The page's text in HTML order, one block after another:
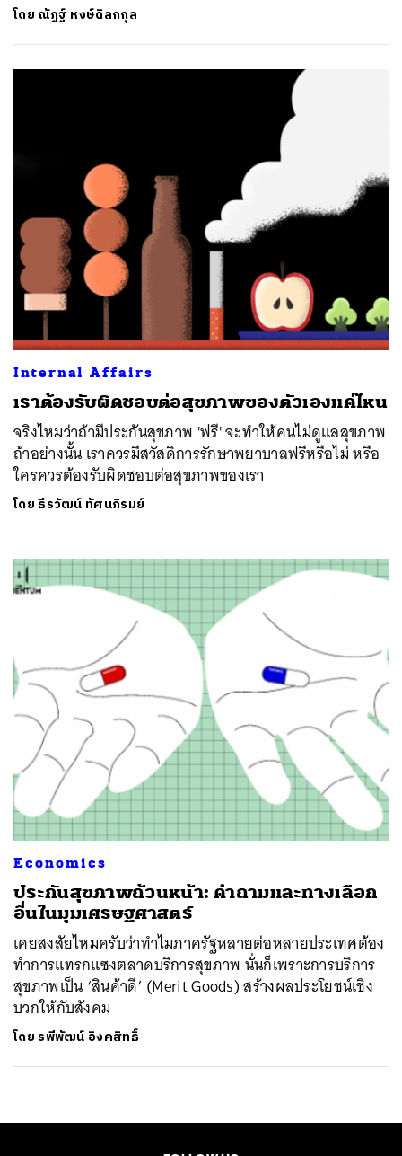
โดย ณัฎฐ์ หงษ์ดิลกกุล
Internal Affairs
เราต้องรับผิดชอบต่อสุขภาพของตัวเองแค่ไหน
จริงไหมว่าถ้ามีประกันสุขภาพ 'ฟรี' จะทำให้คนไม่ดูแลสุขภาพ
ถ้าอย่างนั้น เราควรมีสวัสดิการรักษาพยาบาลฟรีหรือไม่ หรือ
ใครควรต้องรับผิดชอบต่อสุขภาพของเรา
โดยธีรวัฒน์ ทัศนภิรมย์
Economics
ประกันสุขภาพถ้วนหน้า: คำถามและทางเลือก
อื่นในมุมเศรษฐศาสตร์
เคยสงสัยไหมครับว่าทำไมภาครัฐหลายต่อหลายประเทศต้อง
ทำการแทรกแซงตลาดบริการสุขภาพ นั่นก็เพราะการบริการ
สุขภาพเป็น ‘สินค้าดี’ (Merit Goods) สร้างผลประโยชน์เชิง
บวกให้กับสังคม
โดย รพีพัฒน์ อิงคสิทธิ์
SHARE TWEET LINE EMAIL